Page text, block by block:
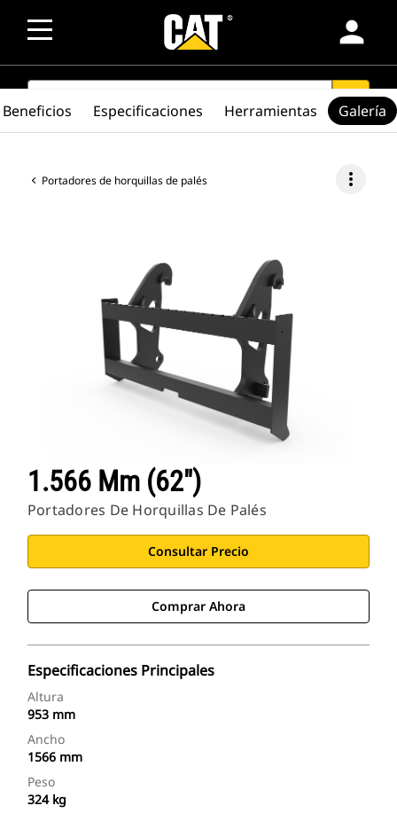
person
SEARCH search
Portadores de horquillas de palés more_vert
1.566 Mm (62")
Portadores De Horquillas De Palés
Consultar Precio
Comprar Ahora
Especificaciones Principales
Altura
953 mm
Ancho
1566 mm
Peso
324 kg
Beneficios Especificaciones Herramientas Galería